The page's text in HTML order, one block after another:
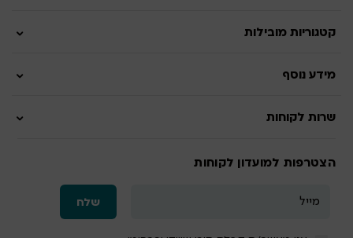
קטגוריות מובילות
מידע נוסף
שרות לקוחות
הצטרפות למועדון לקוחות